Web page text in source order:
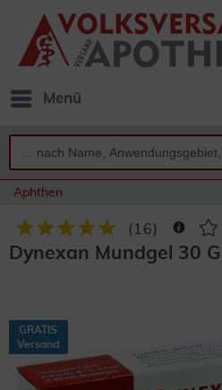
Menü
Aphthen
( 16)
Dynexan Mundgel 30 G
GRATIS
Versand